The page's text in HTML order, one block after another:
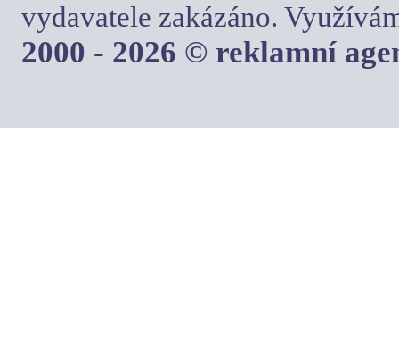
vydavatele zakázáno.
2000 - 2026 © reklamní